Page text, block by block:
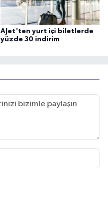
AJet'ten yurt içi biletlerde
yüzde 30 indirim